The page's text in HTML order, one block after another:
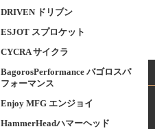
DRIVEN ドリブン
ESJOT スプロケット
CYCRA サイクラ
BagorosPerformance バゴロスパ
フォーマンス
Enjoy MFG エンジョイ
HammerHeadハマーヘッド